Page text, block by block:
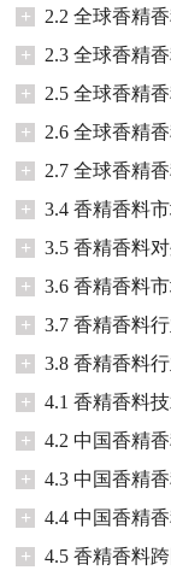
+
2.2 全球香精
+
2.3 全球香精
+
2.5 全球香精
+
2.6 全球香精
+
2.7 全球香精
+
3.4 香精香料
+
3.5 香精香料
+
3.6 香精香料
+
3.7 香精香料
+
3.8 香精香料
+
4.1 香精香料
+
4.2 中国香精
+
4.3 中国香精
+
4.4 中国香精
+
4.5 香精香料